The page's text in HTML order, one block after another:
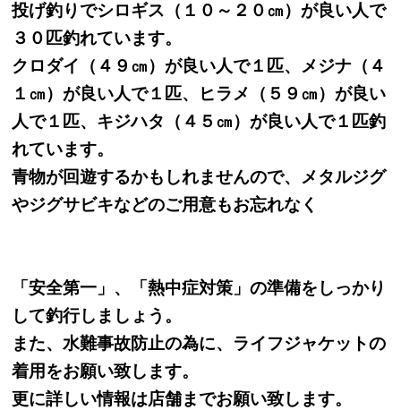
投げ釣りでシロギス（１０～２０㎝）が良い人で
３０匹釣れています。
クロダイ（４９㎝）が良い人で１匹、メジナ（４
１㎝）が良い人で１匹、ヒラメ（５９㎝）が良い
人で１匹、キジハタ（４５㎝）が良い人で１匹釣
れています。
青物が回遊するかもしれませんので、メタルジグ
やジグサビキなどのご用意もお忘れなく
「安全第一」、「熱中症対策」の準備をしっかり
して釣行しましょう。
また、水難事故防止の為に、ライフジャケットの
着用をお願い致します。
更に詳しい情報は店舗までお願い致します。